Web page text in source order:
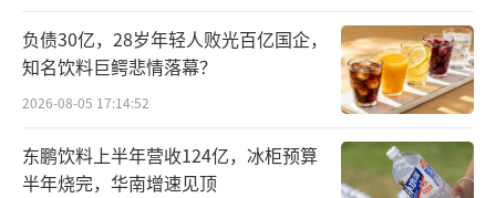
由于北京控股及新天绿色能源的市净率较
低，越秀资本财务部门预计，根据投资成本与
可辨认净资产公允价值的差额，可分别确认一
次性收益约20.22亿元和2.98亿元。
负债30亿，28岁年轻人败光百亿国企，
知名饮料巨鳄悲情落幕？
2026-08-05 17:14:52
东鹏饮料上半年营收124亿，冰柜预算
半年烧完，华南增速见顶